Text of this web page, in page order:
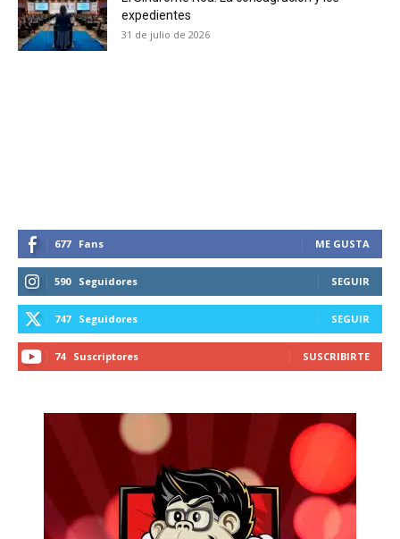
No te pierdas de las
receive all the news of vaping and
tobacco harm reduction in your email.
SUBSCRIBIRSE
expedientes
31 de julio de 2026
677 Fans ME GUSTA
590 Seguidores SEGUIR
747 Seguidores SEGUIR
74 Suscriptores SUSCRIBIRTE